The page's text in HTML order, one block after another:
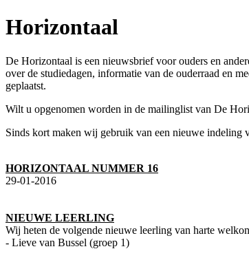
Horizontaal
De Horizontaal is een nieuwsbrief voor ouders en
over de studiedagen, informatie van de ouderraad en
geplaatst.
Wilt u opgenomen worden in de mailinglist van De
Sinds kort maken wij gebruik van een nieuwe indeling
HORIZONTAAL NUMMER 16
29-01-2016
NIEUWE LEERLING
Wij heten de volgende nieuwe leerling van harte
- Lieve van Bussel (groep 1)